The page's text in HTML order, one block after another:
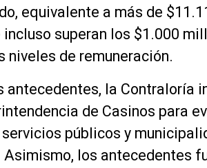
equivalente a más de
superan los $1.000
niveles de remuneración.
antecedentes, la Contraloría
de Casinos para
públicos y
los antecedentes